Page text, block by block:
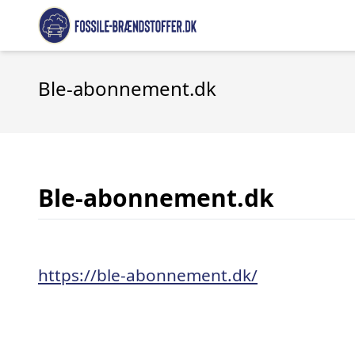
Ble-abonnement.dk
Ble-abonnement.dk
https://ble-abonnement.dk/